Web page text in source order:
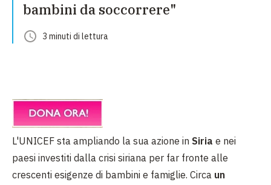
bambini da soccorrere"
3 minuti di lettura
L'UNICEF sta ampliando la sua azione in Siria e nei
paesi investiti dalla crisi siriana per far fronte alle
crescenti esigenze di bambini e famiglie. Circa un